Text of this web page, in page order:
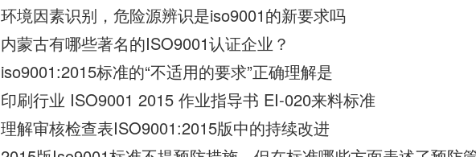
环境因素识别，危险源辨识是iso9001的新要求吗
内蒙古有哪些著名的ISO9001认证企业？
iso9001:2015标准的“不适用的要求”正确理解是
印刷行业 ISO9001 2015 作业指导书 EI-020来料标准
理解审核检查表ISO9001:2015版中的持续改进